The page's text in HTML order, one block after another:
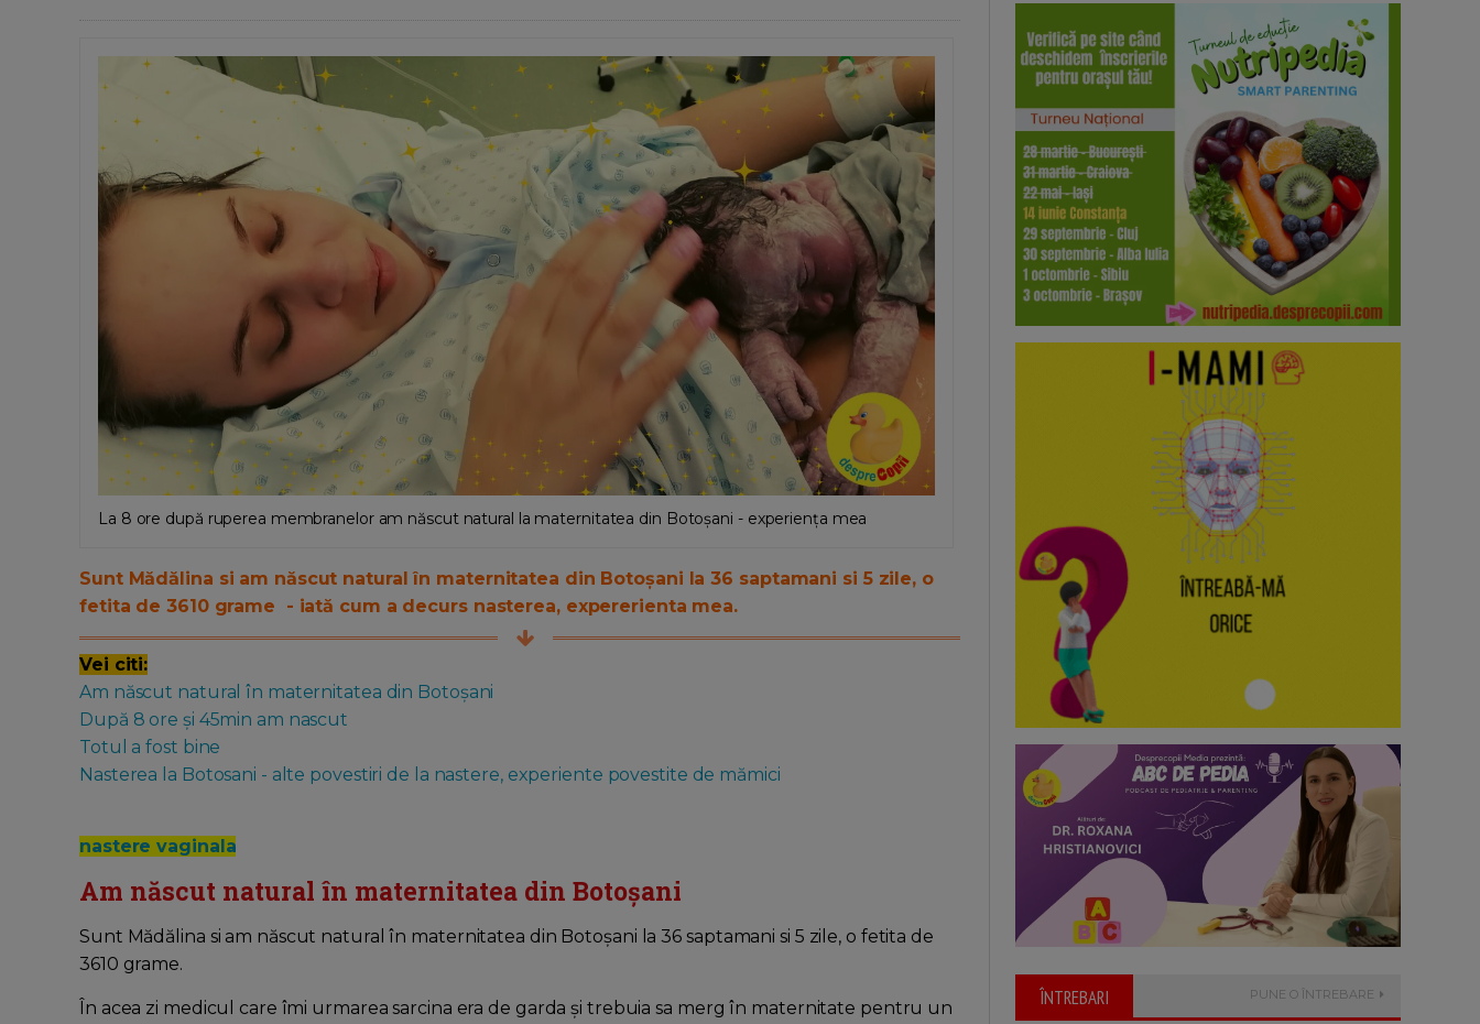
La 8 ore după ruperea membranelor am născut natural la maternitatea din Botoșani - experiența mea
Sunt Mădălina si am născut natural în maternitatea din Botoșani la 36 saptamani si 5 zile, o
fetita de 3610 grame - iată cum a decurs nasterea, expererienta mea.
Vei citi:
Am născut natural în maternitatea din Botoșani
După 8 ore și 45min am nascut
Totul a fost bine
Nasterea la Botosani - alte povestiri de la nastere, experiente povestite de mămici
nastere vaginala
Am născut natural în maternitatea din Botoșani
Sunt Mădălina si am născut natural în maternitatea din Botoșani la 36 saptamani si 5 zile, o fetita de
3610 grame.
În acea zi medicul care îmi urmarea sarcina era de garda și trebuia sa merg în maternitate pentru un
ÎNTREBARI PUNE O ÎNTREBARE